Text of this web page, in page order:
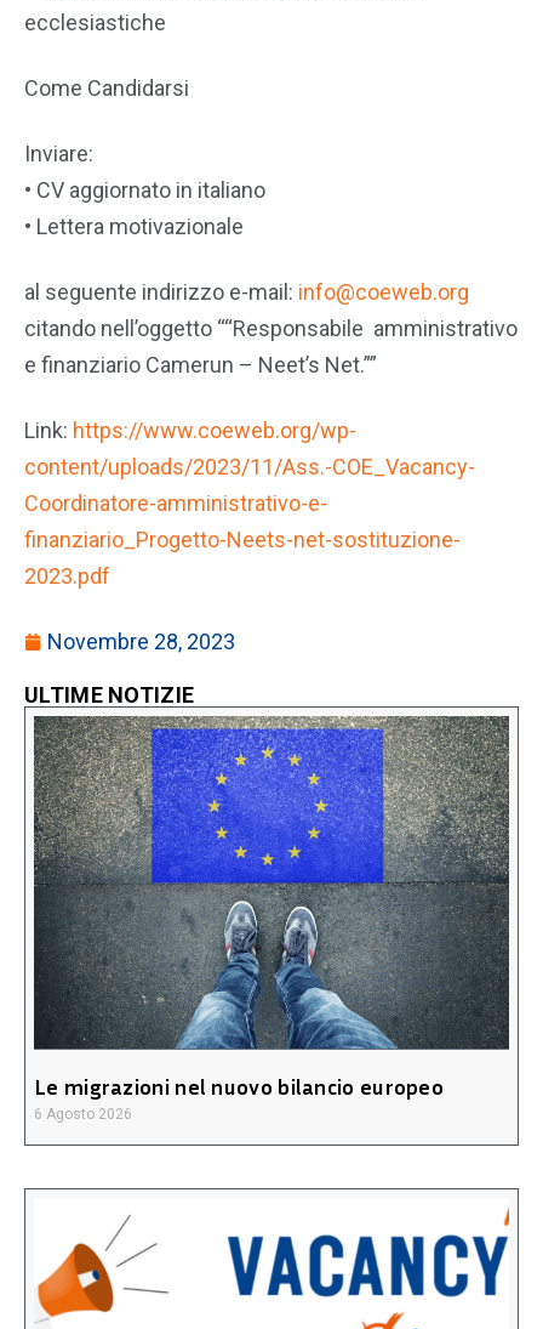
ecclesiastiche
Come Candidarsi
Inviare:
• CV aggiornato in italiano
• Lettera motivazionale
al seguente indirizzo e-mail: info@coeweb.org
citando nell’oggetto ““Responsabile amministrativo
e finanziario Camerun – Neet’s Net.””
Link: https://www.coeweb.org/wp-
content/uploads/2023/11/Ass.-COE_Vacancy-
Coordinatore-amministrativo-e-
finanziario_Progetto-Neets-net-sostituzione-
2023.pdf
Novembre 28, 2023
ULTIME NOTIZIE
Le migrazioni nel nuovo bilancio europeo
6 Agosto 2026